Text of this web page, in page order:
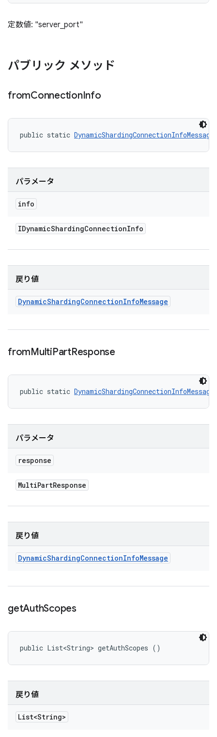
定数値: "server_port"
パブリック メソッド
fromConnectionInfo
public static DynamicShardingConnectionInfoMessage
パラメータ
info
IDynamicShardingConnectionInfo
戻り値
DynamicShardingConnectionInfoMessage
fromMultiPartResponse
public static DynamicShardingConnectionInfoMessage
パラメータ
response
MultiPartResponse
戻り値
DynamicShardingConnectionInfoMessage
getAuthScopes
public List<String> getAuthScopes ()
戻り値
List<String>